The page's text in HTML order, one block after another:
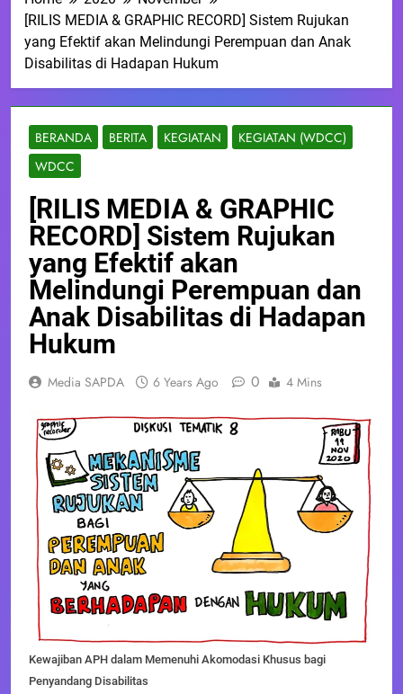
[RILIS MEDIA & GRAPHIC RECORD] Sistem Rujukan
yang Efektif akan Melindungi Perempuan dan Anak
Disabilitas di Hadapan Hukum
BERANDA BERITA KEGIATAN
KEGIATAN (WDCC)
WDCC
[RILIS MEDIA & GRAPHIC
RECORD] Sistem Rujukan
yang Efektif akan
Melindungi Perempuan dan
Anak Disabilitas di Hadapan
Hukum
Media SAPDA 6 Years Ago 0 4 Mins
Kewajiban APH dalam Memenuhi Akomodasi Khusus bagi
Penyandang Disabilitas